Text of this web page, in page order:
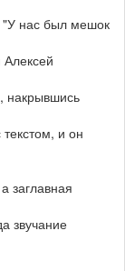
"У нас был мешок
накрывшись
и он
заглавная
звучание